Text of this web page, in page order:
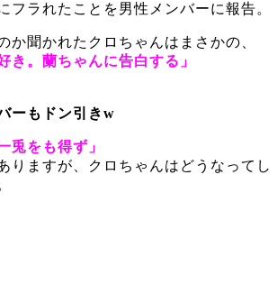
フラれたことを男性メンバーに報告。
か聞かれたクロちゃんはまさかの、
き。蘭ちゃんに告白する」
ーもドン引きw
兎をも得ず」
りますが、クロちゃんはどうなってし